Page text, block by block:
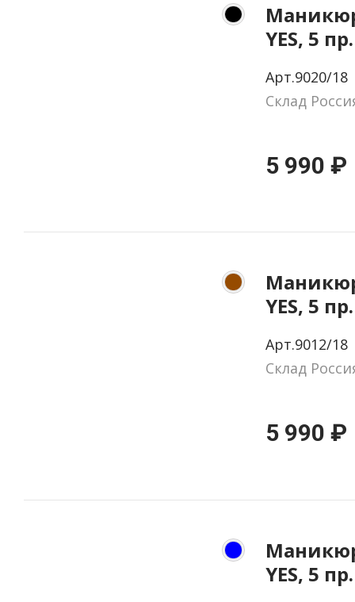
YES, 5
цвет
Арт.9020/18
Склад
5 990 ₽
YES, 5
цвет
Арт.9012/18
Склад
5 990 ₽
YES, 5